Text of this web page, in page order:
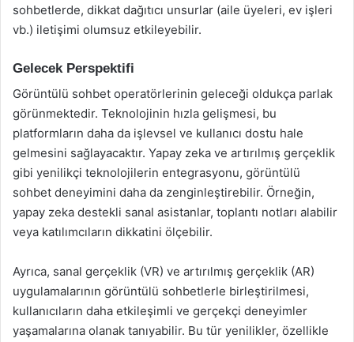
sohbetlerde, dikkat dağıtıcı unsurlar (aile üyeleri, ev işleri
vb.) iletişimi olumsuz etkileyebilir.
Gelecek Perspektifi
Görüntülü sohbet operatörlerinin geleceği oldukça parlak
görünmektedir. Teknolojinin hızla gelişmesi, bu
platformların daha da işlevsel ve kullanıcı dostu hale
gelmesini sağlayacaktır. Yapay zeka ve artırılmış gerçeklik
gibi yenilikçi teknolojilerin entegrasyonu, görüntülü
sohbet deneyimini daha da zenginleştirebilir. Örneğin,
yapay zeka destekli sanal asistanlar, toplantı notları alabilir
veya katılımcıların dikkatini ölçebilir.
Ayrıca, sanal gerçeklik (VR) ve artırılmış gerçeklik (AR)
uygulamalarının görüntülü sohbetlerle birleştirilmesi,
kullanıcıların daha etkileşimli ve gerçekçi deneyimler
yaşamalarına olanak tanıyabilir. Bu tür yenilikler, özellikle